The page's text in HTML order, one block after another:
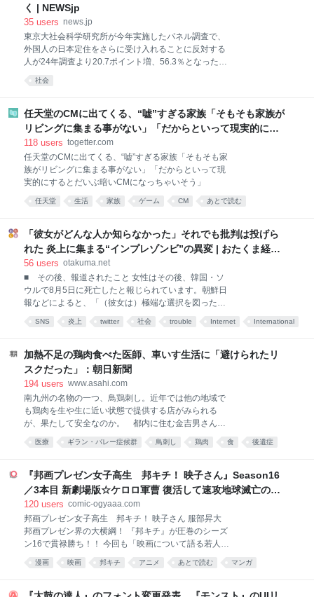
く | NEWSjp
35 users news.jp
東京大社会科学研究所が今年実施したパネル調査で、
外国人の日本定住をさらに受け入れることに反対する
人が24年調査より20.7ポイント増、56.3％となったこ
とが7日、分かった。若い世代で増加幅が大きく、
「日本社会には希望がない」という認識を持つ人ほど
について「外国人の受け入れに関するネガティブな議
論に触れる機会が増え、社会に対する不安や不満に後
押しされる形で反対意識が強まったのではないか」と
変化などを継続的に尋ねるもので、今年は約3800人か
ら有効回答を得た。外国人受け入れに関する質問は2
年に1回程度設けている。
社会
任天堂のCMに出てくる、“嘘”すぎる家族「そもそも家族が
リビングに集まる事がない」「だからといって現実的にす
るとだいぶ暗いCMになっちゃいそう」
118 users togetter.com
任天堂のCMに出てくる、“嘘”すぎる家族「そもそも家
族がリビングに集まる事がない」「だからといって現
実的にするとだいぶ暗いCMになっちゃいそう」
任天堂 生活 家族 ゲーム CM あとで読む
「彼女がどんな人か知らなかった」それでも批判は投げら
れた 炎上に集まる“インプレゾンビ”の異変 | おたくま経済
新聞
56 users otakuma.net
■ その後、報道されたこと 女性はその後、韓国・ソ
ウルで8月5日に死亡したと報じられています。朝鮮日
報などによると、「（彼女は）極端な選択を図った」
とのこと。報道は匿名ですが、複数の情報が一致して
いることなどから、同一人物と考えられています。 こ
上や誹謗中傷との関係を指摘する声が出ています。た
だし、炎上や個々の投稿と女性の死との因果関係は、
現時点では確認されていません。 ■ 謝罪投稿に残っ
は、女性の謝罪投稿に残されていた、いくつかの返信
でした。 「謝罪するのに（メンバーと）一緒に撮った
画像載せるのは何なん。どこまで承認欲求モンスター
なの」 8月1日朝に投稿されたこの返信は、約20万
文」と表現。
SNS 炎上 twitter 社会 trouble Internet International
加熱不足の鶏肉食べた医師、車いす生活に「避けられたリ
スクだった」：朝日新聞
194 users www.asahi.com
南九州の名物の一つ、鳥鶏刺し。近年では他の地域で
も鶏肉を生や生に近い状態で提供する店がみられる
が、果たして安全なのか。 都内に住む金吉男さん
(67)は2023年12月27日朝、自宅で左手に違和感を覚…
医療 ギラン・バレー症候群 鳥刺し 鶏肉 食 後遺症
『邦画プレゼン女子高生 邦キチ！ 映子さん』Season16
／3本目 新劇場版☆ケロロ軍曹 復活して速攻地球滅亡の危
機であります！ - 服部昇大 | COMIC OGYAAA!!
120 users comic-ogyaaa.com
邦画プレゼン女子高生 邦キチ！ 映子さん 服部昇大
邦画プレゼン界の大横綱！ 『邦キチ』が圧巻のシーズ
ン16で貫禄勝ち！！ 今回も「映画について語る若人の
部」を舞台に、比類なき邦画中毒女子高生・邦キチ
が、まずまずの洋画好きな部長・洋一を相手に絶妙な
プレゼン！！プレゼン！！！ その視点、その愛情、そ
漫画 映画 邦キチ アニメ あとで読む マンガ